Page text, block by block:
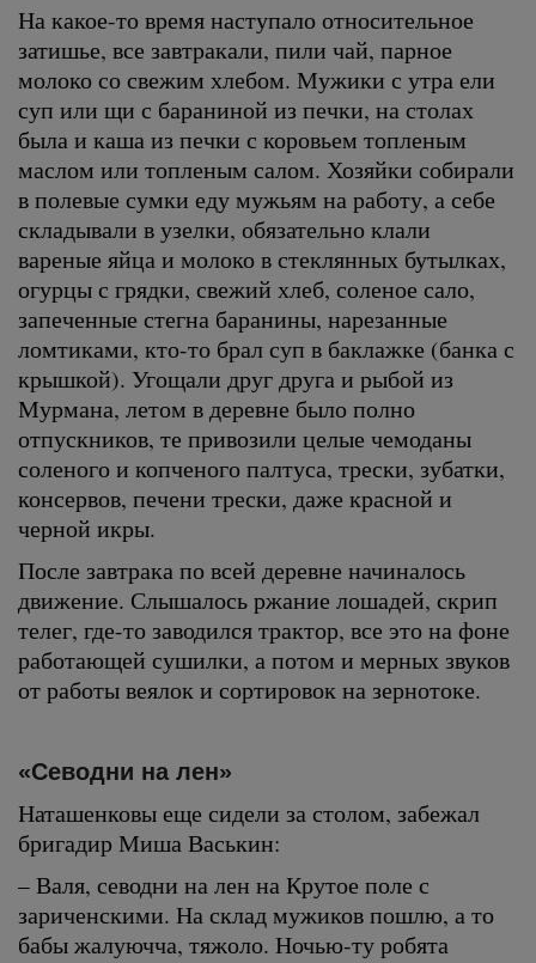
На какое-то время наступало относительное
затишье, все завтракали, пили чай, парное
молоко со свежим хлебом. Мужики с утра ели
суп или щи с бараниной из печки, на столах
была и каша из печки с коровьем топленым
маслом или топленым салом. Хозяйки собирали
в полевые сумки еду мужьям на работу, а себе
складывали в узелки, обязательно клали
вареные яйца и молоко в стеклянных бутылках,
огурцы с грядки, свежий хлеб, соленое сало,
запеченные стегна баранины, нарезанные
ломтиками, кто-то брал суп в баклажке (банка с
крышкой). Угощали друг друга и рыбой из
Мурмана, летом в деревне было полно
отпускников, те привозили целые чемоданы
соленого и копченого палтуса, трески, зубатки,
консервов, печени трески, даже красной и
черной икры.
После завтрака по всей деревне начиналось
движение. Слышалось ржание лошадей, скрип
телег, где-то заводился трактор, все это на фоне
работающей сушилки, а потом и мерных звуков
от работы веялок и сортировок на зернотоке.
«Севодни на лен»
Наташенковы еще сидели за столом, забежал
бригадир Миша Васькин:
– Валя, севодни на лен на Крутое поле с
зариченскими. На склад мужиков пошлю, а то
бабы жалуючча, тяжоло. Ночью-ту робята